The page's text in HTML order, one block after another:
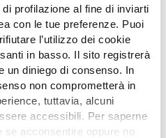
profilazione al fine di inviarti
con le tue preferenze. Puoi
l’utilizzo dei cookie
in basso. Il sito registrerà
un diniego di consenso. In
non comprometterà in
tuttavia, alcuni
accessibili. Per saperne
se acconsentire oppure no
GIUSEPPE